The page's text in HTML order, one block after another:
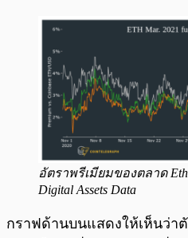
อัตราพรีเมียมของตลาด
Digital Assets Data
กราฟด้านบนแสดงให้เห็นว่า